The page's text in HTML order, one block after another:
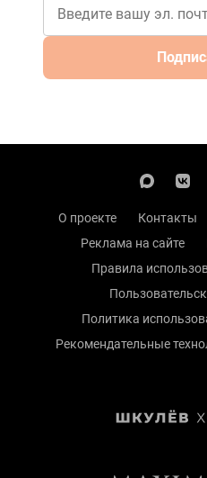
О проекте Контакты
Реклама на сайте
Правила
Политика
Рекомендательные